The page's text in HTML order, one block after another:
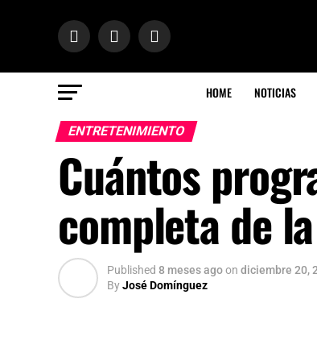
HOME NOTICIAS
ENTRETENIMIENTO
Cuántos
completa de
Published 8 meses agoon diciembre 20,
ByJosé Domínguez